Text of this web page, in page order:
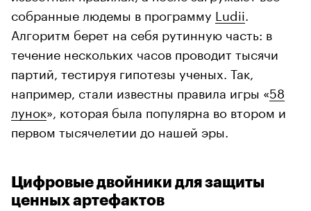
собранные людемы в программу Ludii
Алгоритм берет на себя рутинную часть: в
течение нескольких часов проводит тысячи
партий, тестируя гипотезы ученых. Так,
например, стали известны правила игры «58
лунок», которая была популярна во втором и
первом тысячелетии до нашей эры.
Цифровые двойники для защиты
ценных артефактов